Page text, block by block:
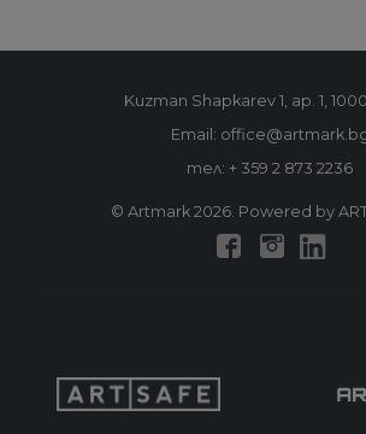
Kuzman Shapkarev 1, ap. 1,
Email:
тел: + 359 2 873 2236
© Artmark 2026. Powered by